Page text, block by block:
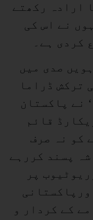
ارادہ رکھتے
نے اس کی
کردی ہے۔
صدی میں
ترکش ڈراما
نے پاکستان
قائم
کو نہ صرف
پسند کررہے
پر
کے کردار و